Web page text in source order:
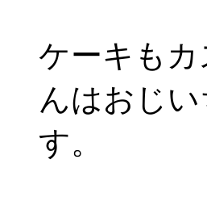
ケーキも
んはおじ
す。